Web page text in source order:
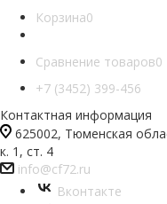
Корзина0
Сравнение товаров0
+7 (3452) 399-456
Контактная информация
625002, Тюменская
к. 1, ст. 4
info@cf72.ru
Вконтакте